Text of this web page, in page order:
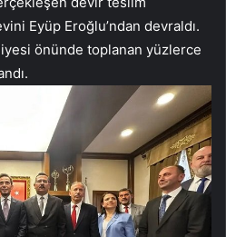
Eyüp Eroğlu’ndan devraldı.
önünde toplanan yüzlerce